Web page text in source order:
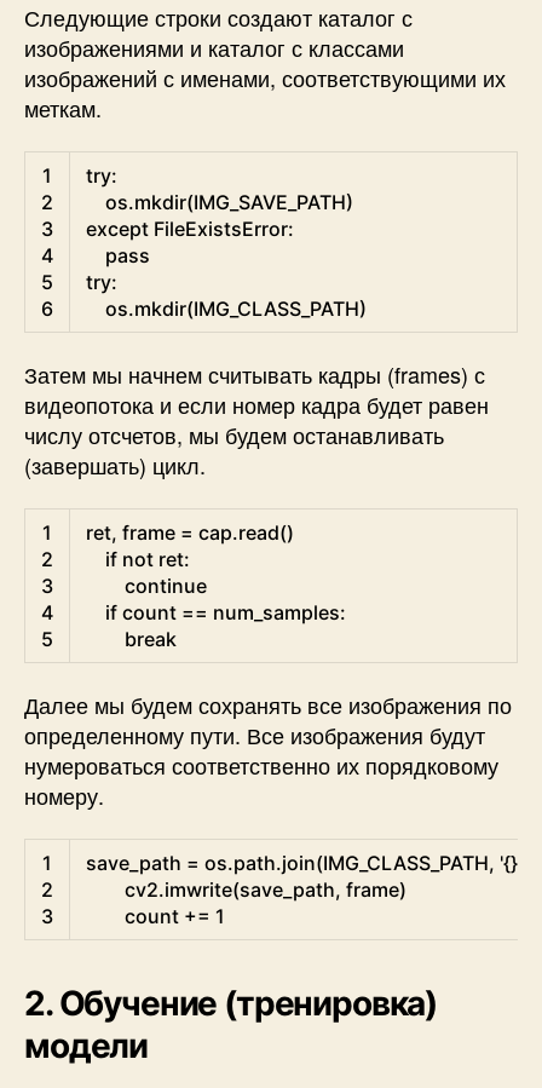
Следующие строки создают каталог с
изображениями и каталог с классами
изображений с именами, соответствующими их
меткам.
1
2
3
4
5
6
try:
os.mkdir(IMG_SAVE_PATH)
except FileExistsError:
pass
try:
os.mkdir(IMG_CLASS_PATH)
Затем мы начнем считывать кадры (frames) с
видеопотока и если номер кадра будет равен
числу отсчетов, мы будем останавливать
(завершать) цикл.
1
2
3
4
5
ret, frame = cap.read()
if not ret:
continue
if count == num_samples:
break
Далее мы будем сохранять все изображения по
определенному пути. Все изображения будут
нумероваться соответственно их порядковому
номеру.
Python
1
2
3
save_path = os.path.join(IMG_CLASS_PATH,
cv2.imwrite(save_path, frame)
count += 1
2. Обучение (тренировка)
модели